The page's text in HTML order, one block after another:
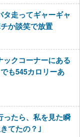
走ってギャーギャ
か談笑で放置
ックコーナーにある
も545カロリーあ
ったら、私を見た瞬
てたの？｣